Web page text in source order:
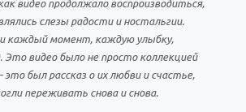
видео продолжало воспроизводиться,
слезы радости и ностальгии.
каждый момент, каждую улыбку,
Это видео было не просто коллекцией
был рассказ о их любви и счастье,
переживать снова и снова.